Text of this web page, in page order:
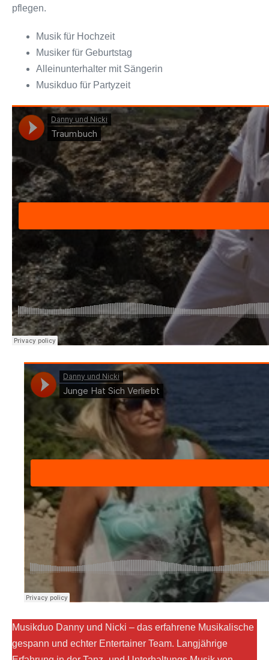
pflegen.
Musik für Hochzeit
Musiker für Geburtstag
Alleinunterhalter mit Sängerin
Musikduo für Partyzeit
Musikduo Danny und Nicki – das erfahrene Musikalische
gespann und echter Entertainer Team. Langjährige